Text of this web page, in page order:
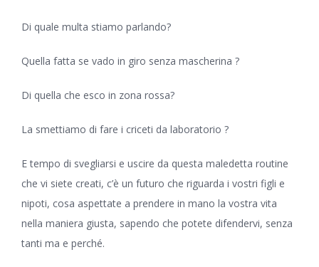
Di quale multa stiamo parlando?
Quella fatta se vado in giro senza mascherina ?
Di quella che esco in zona rossa?
La smettiamo di fare i criceti da laboratorio ?
E tempo di svegliarsi e uscire da questa maledetta routine
che vi siete creati, c’è un futuro che riguarda i vostri figli e
nipoti, cosa aspettate a prendere in mano la vostra vita
nella maniera giusta, sapendo che potete difendervi, senza
tanti ma e perché.